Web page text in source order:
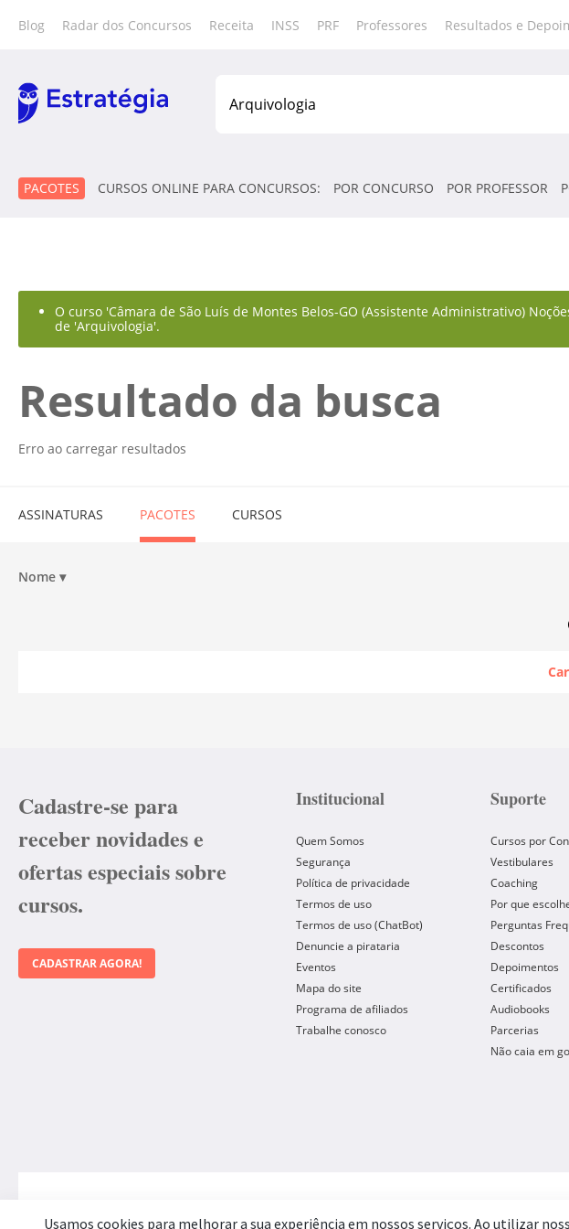
Blog Radar dos Concursos Receita INSS PRF Professores Resultados e
PACOTES CURSOS ONLINE PARA CONCURSOS: POR CONCURSO POR PROFESSOR
O curso 'Câmara de São Luís de Montes Belos-GO (Assistente Administrativo)
de 'Arquivologia'.
Resultado da busca
Erro ao carregar resultados
ASSINATURAS PACOTES CURSOS
Nome ▾
Cadastre-se para
receber novidades e
ofertas especiais sobre
cursos.
CADASTRAR AGORA!
Institucional
Quem Somos
Segurança
Política de privacidade
Termos de uso
Termos de uso (ChatBot)
Denuncie a pirataria
Eventos
Mapa do site
Programa de afiliados
Trabalhe conosco
Suporte
Cursos por
Vestibulares
Coaching
Por que
Perguntas
Descontos
Depoimentos
Certificados
Audiobooks
Parcerias
Não caia em
Forma de Pagamento